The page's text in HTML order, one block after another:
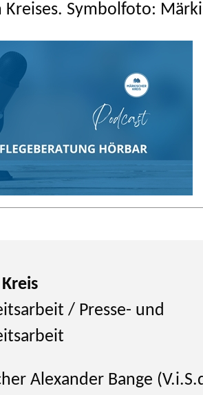
Kreises. Symbolfoto:
/ Presse- und
Alexander Bange